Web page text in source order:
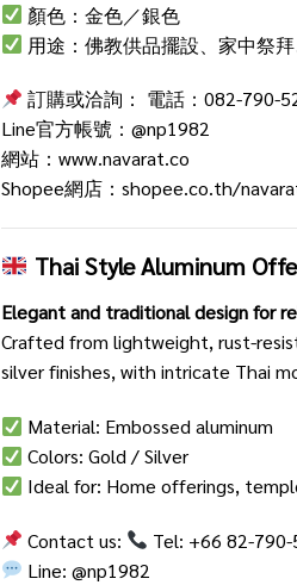
顏色：金色／銀色
用途：佛教供品擺設、家中祭
訂購或洽詢： 電話：082-790-
Line官方帳號： @np1982
網站： www.navarat.co
Shopee網店： shopee.co.th/
Thai Style Aluminum
Elegant and traditional design for
Crafted from lightweight, rust-
silver finishes, with intricate Thai
Material: Embossed aluminum
Colors: Gold / Silver
Ideal for: Home offerings,
Contact us:
Tel: +66 82-
Line:@np1982